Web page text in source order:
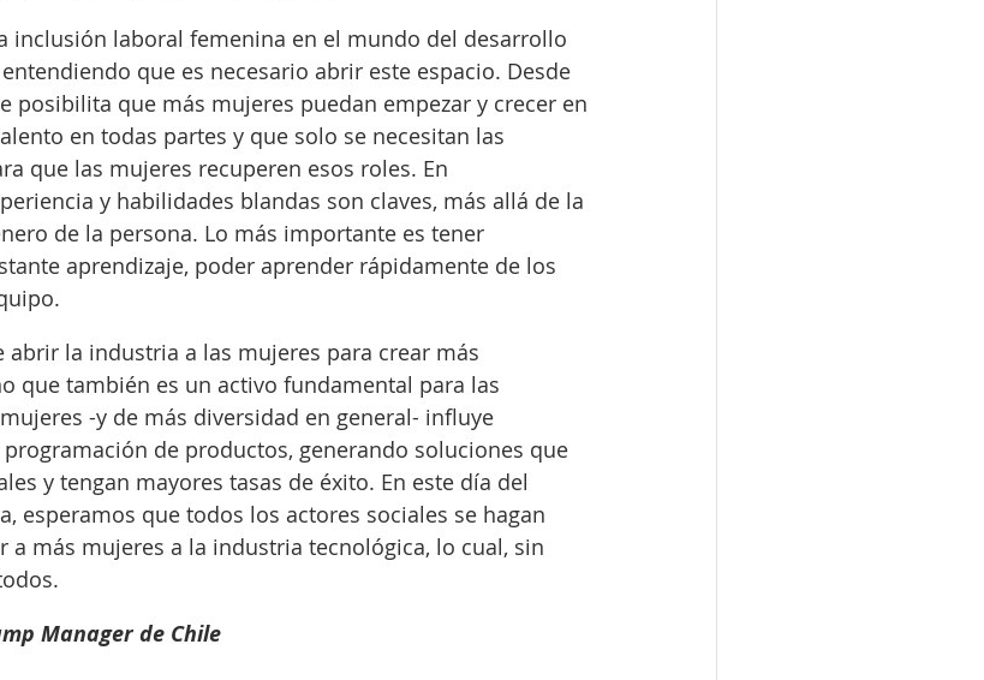
inclusión laboral femenina en el mundo del desarrollo
que es necesario abrir este espacio. Desde
posibilita que más mujeres puedan empezar y crecer en
en todas partes y que solo se necesitan las
que las mujeres recuperen esos roles. En
y habilidades blandas son claves, más allá de la
de la persona. Lo más importante es tener
aprendizaje, poder aprender rápidamente de los
abrir la industria a las mujeres para crear más
que también es un activo fundamental para las
-y de más diversidad en general- influye
de productos, generando soluciones que
y tengan mayores tasas de éxito. En este día del
esperamos que todos los actores sociales se hagan
a más mujeres a la industria tecnológica, lo cual, sin
Manager de Chile